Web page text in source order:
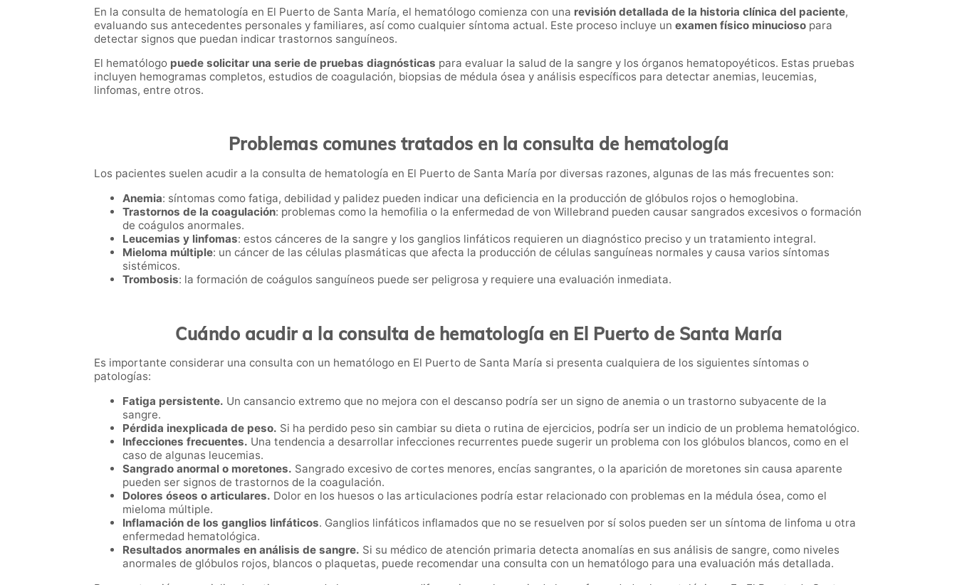
En la consulta de hematología en El Puerto de Santa María, el hematólogo comienza con una revisión detallada de la historia clínica del paciente,
evaluando sus antecedentes personales y familiares, así como cualquier síntoma actual. Este proceso incluye un examen físico minucioso para
detectar signos que puedan indicar trastornos sanguíneos.
El hematólogo puede solicitar una serie de pruebas diagnósticas para evaluar la salud de la sangre y los órganos hematopoyéticos. Estas pruebas
incluyen hemogramas completos, estudios de coagulación, biopsias de médula ósea y análisis específicos para detectar anemias, leucemias,
linfomas, entre otros.
Problemas comunes tratados en la consulta de hematología
Los pacientes suelen acudir a la consulta de hematología en El Puerto de Santa María por diversas razones, algunas de las más frecuentes son:
Anemia: síntomas como fatiga, debilidad y palidez pueden indicar una deficiencia en la producción de glóbulos rojos o hemoglobina.
Trastornos de la coagulación: problemas como la hemofilia o la enfermedad de von Willebrand pueden causar sangrados excesivos o formación
de coágulos anormales.
Leucemias y linfomas: estos cánceres de la sangre y los ganglios linfáticos requieren un diagnóstico preciso y un tratamiento integral.
Mieloma múltiple: un cáncer de las células plasmáticas que afecta la producción de células sanguíneas normales y causa varios síntomas
sistémicos.
Trombosis: la formación de coágulos sanguíneos puede ser peligrosa y requiere una evaluación inmediata.
Cuándo acudir a la consulta de hematología en El Puerto de Santa María
Es importante considerar una consulta con un hematólogo en El Puerto de Santa María si presenta cualquiera de los siguientes síntomas o
patologías:
Fatiga persistente. Un cansancio extremo que no mejora con el descanso podría ser un signo de anemia o un trastorno subyacente de la
sangre.
Pérdida inexplicada de peso. Si ha perdido peso sin cambiar su dieta o rutina de ejercicios, podría ser un indicio de un problema hematológico.
Infecciones frecuentes. Una tendencia a desarrollar infecciones recurrentes puede sugerir un problema con los glóbulos blancos, como en el
caso de algunas leucemias.
Sangrado anormal o moretones. Sangrado excesivo de cortes menores, encías sangrantes, o la aparición de moretones sin causa aparente
pueden ser signos de trastornos de la coagulación.
Dolores óseos o articulares. Dolor en los huesos o las articulaciones podría estar relacionado con problemas en la médula ósea, como el
mieloma múltiple.
Inflamación de los ganglios linfáticos. Ganglios linfáticos inflamados que no se resuelven por sí solos pueden ser un síntoma de linfoma u otra
enfermedad hematológica.
Resultados anormales en análisis de sangre. Si su médico de atención primaria detecta anomalías en sus análisis de sangre, como niveles
anormales de glóbulos rojos, blancos o plaquetas, puede recomendar una consulta con un hematólogo para una evaluación más detallada.